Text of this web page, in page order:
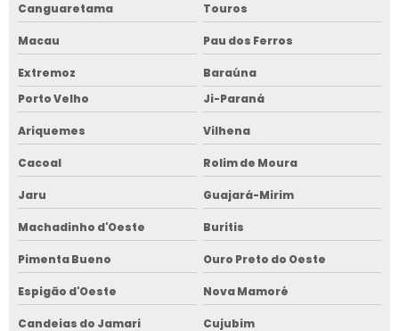
Canguaretama Touros
Macau Pau dos Ferros
Extremoz
Baraúna
Porto Velho
Ji-Paraná
Ariquemes Vilhena
Cacoal Rolim de Moura
Jaru Guajará-Mirim
Machadinho d'Oeste Buritis
Pimenta Bueno Ouro Preto do Oeste
Espigão d'Oeste Nova Mamoré
Candeias do Jamari Cujubim